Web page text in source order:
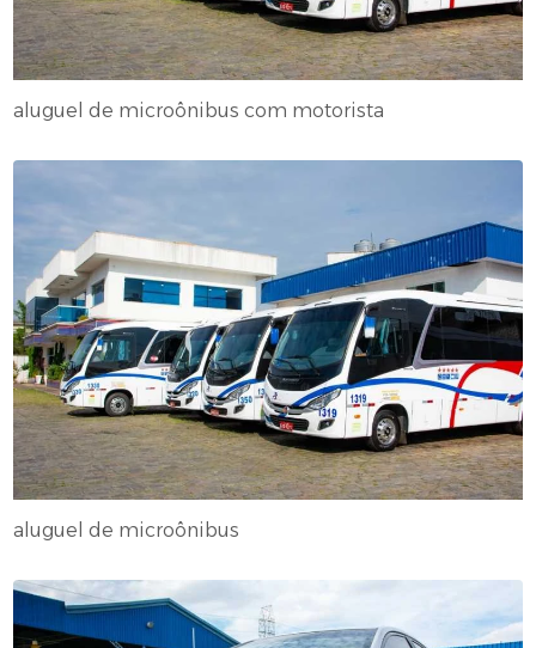
aluguel de microônibus com motorista
aluguel de microônibus